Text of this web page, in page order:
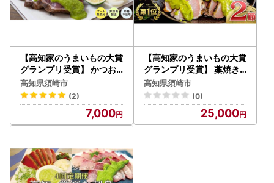
【高知家のうまいもの大賞
グランプリ受賞】 かつお
に合う葉にんにくぬた3袋
×3個
高知県須崎市
(2)
7,000
【高知家のうまいもの大賞
グランプリ受賞】 藁焼き
ブリ ぬた セット 食べ比べ
セット ソース ドレッシン
グ ぶり わらやき 肉 牛 豚
鶏 ハンバーガー ご当地 万
能 調味料 ニンニク 無農薬
高知県須崎市
(0)
25,000